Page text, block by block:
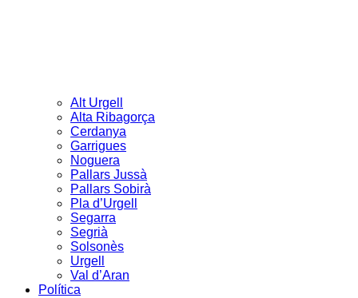
Alt Urgell
Alta Ribagorça
Cerdanya
Garrigues
Noguera
Pallars Jussà
Pallars Sobirà
Pla d’Urgell
Segarra
Segrià
Solsonès
Urgell
Val d’Aran
Política